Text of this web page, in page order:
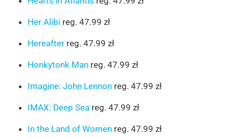
Her Alibi reg. 47.99 zł
Hereafterreg. 47.99 zł
Honkytonk Manreg. 47.99 zł
Imagine: John Lennonreg. 47.99 zł
IMAX: Deep Sea reg. 47.99 zł
In the Land of Womenreg. 47.99 zł